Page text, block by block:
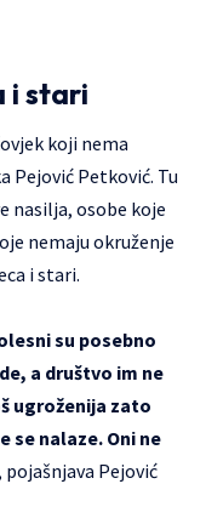
i stari
koji nema
Pejović Petković. Tu
nasilja, osobe koje
nemaju okruženje
i stari.
su posebno
a društvo im ne
ugroženija zato
se nalaze. Oni ne
pojašnjava Pejović